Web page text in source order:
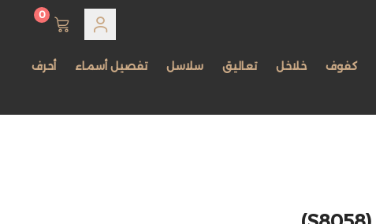
0
كفوف خلاخل تعاليق سلاسل تفصيل أسماء
أحرف